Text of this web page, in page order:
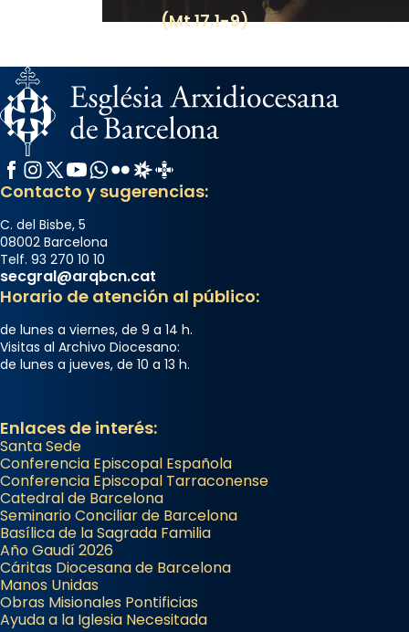
(Mt 17,1-9)
Facebook
Instagram
X / Twitter
YouTube
WhatsApp
FlickrRadio Estel
Catalunya Cristiana
Contacto y sugerencias:
C. del Bisbe, 5
08002 Barcelona
Telf. 93 270 10 10
secgral@arqbcn.cat
Horario de atención al público:
de lunes a viernes, de 9 a 14 h.
Visitas al Archivo Diocesano:
de lunes a jueves, de 10 a 13 h.
Enlaces de interés:
Santa Sede
Conferencia Episcopal Española
Conferencia Episcopal Tarraconense
Catedral de Barcelona
Seminario Conciliar de Barcelona
Basílica de la Sagrada Familia
Año Gaudí 2026
Cáritas Diocesana de Barcelona
Manos Unidas
Obras Misionales Pontificias
Ayuda a la Iglesia Necesitada